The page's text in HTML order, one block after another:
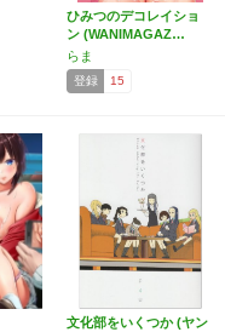
ひみつのデコレイショ
ン (WANIMAGAZ…
らま
登録 15
文化部をいくつか (ヤン